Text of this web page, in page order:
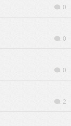
0
0
0
2